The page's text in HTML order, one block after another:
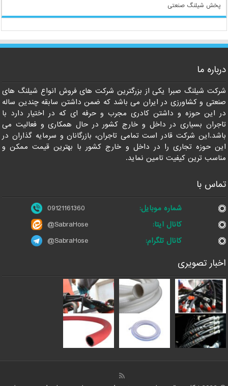
پخش شیلنگ صنعتی
درباره ما
شرکت شیلنگ صبرا یکی از بزرگترین شرکت های فروش انواع شیلنگ های
صنعتی و کشاورزی در ایران می باشد که ضمن داشتن سابقه چندین ساله
در این حوزه و داشتن کادری مجرب و حرفه ای که در اختیار دارد با
تاجران بسیاری در داخل و خارج کشور در حال همکاری و فعالیت می
باشد.این شرکت قادر است تمامی تاجران، بازرگانان و سرمایه گذاران در
این حوزه تجاری را در داخل و خارج کشور با بهترین قیمت ممکن و
مناسب ترین کیفیت تامین نماید.
تماس با
شماره موبایل:
09121161360
کانال ایتا:
@SabraHose
کانال تلگرام:
@SabraHose
اخبار تصویری
09121161360